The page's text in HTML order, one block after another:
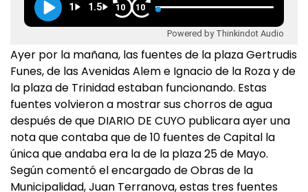
1 1.5 10 10
Powered by Thinkindot Audio
Ayer por la mañana, las fuentes de la plaza Gertrudis
Funes, de las Avenidas Alem e Ignacio de la Roza y de
la plaza de Trinidad estaban funcionando. Estas
fuentes volvieron a mostrar sus chorros de agua
después de que DIARIO DE CUYO publicara ayer una
nota que contaba que de 10 fuentes de Capital la
única que andaba era la de la plaza 25 de Mayo.
Según comentó el encargado de Obras de la
Municipalidad, Juan Terranova, estas tres fuentes